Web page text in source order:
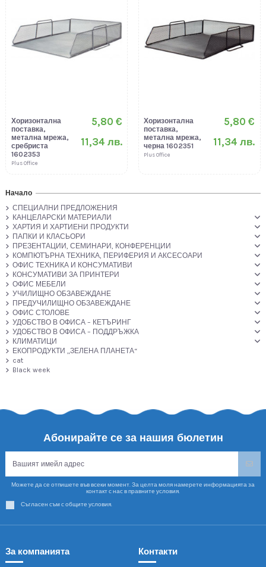
Хоризонтална
поставка,
метална мрежа,
сребриста
1602353
Plus Office
5,80 €
11,34 лв.
Хоризонтална
поставка,
метална мрежа,
черна 1602351
Plus Office
5,80 €
11,34 лв.
Начало
СПЕЦИАЛНИ ПРЕДЛОЖЕНИЯ
КАНЦЕЛАРСКИ МАТЕРИАЛИ
ХАРТИЯ И ХАРТИЕНИ ПРОДУКТИ
ПАПКИ И КЛАСЬОРИ
ПРЕЗЕНТАЦИИ, СЕМИНАРИ, КОНФЕРЕНЦИИ
КОМПЮТЪРНА ТЕХНИКА, ПЕРИФЕРИЯ И АКСЕСОАРИ
ОФИС ТЕХНИКА И КОНСУМАТИВИ
КОНСУМАТИВИ ЗА ПРИНТЕРИ
ОФИС МЕБЕЛИ
УЧИЛИЩНО ОБЗАВЕЖДАНЕ
ПРЕДУЧИЛИЩНО ОБЗАВЕЖДАНЕ
ОФИС СТОЛОВЕ
УДОБСТВО В ОФИСА – КЕТЪРИНГ
УДОБСТВО В ОФИСА – ПОДДРЪЖКА
КЛИМАТИЦИ
ЕКОПРОДУКТИ „ЗЕЛЕНА ПЛАНЕТА“
cat
Black week
Абонирайте се за нашия бюлетин
Можете да се отпишете във всеки момент. За целта моля намерете информацията за
контакт с нас в правните условия.
Съгласен съм с общите условия.
За компанията Контакти